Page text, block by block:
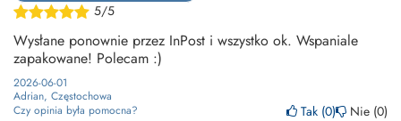
5/5
Wysłane ponownie przez InPost i wszystko ok. Wspaniale
zapakowane! Polecam :)
2026-06-01
Adrian, Częstochowa
Czy opinia była pomocna?
Tak 0 Nie 0